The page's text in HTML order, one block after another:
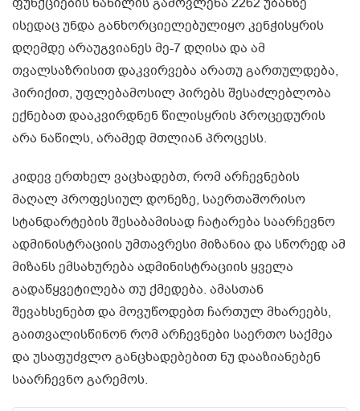
ისედაც უნდა განხორციელებულიყო კენჭისყრის
დღემდე არაუგვიანეს მე-7 დღისა და ამ
თვალსაზრისით დაკვირვება არათუ გართულდება,
პირიქით, უფლებამოსილ პირებს შესაძლებლობა
ექნებათ დააკვირდნენ წილისყრის პროცედურის
არა ნაწილს, არამედ მთლიან პროცესს.
კიდევ ერთხელ ვაცხადებთ, რომ არჩევნების
მაღალ პროფესიულ დონეზე, საერთაშორისო
სტანდარტების შესაბამისად ჩატარება საარჩევნო
ადმინისტრაციის უმთავრესი მიზანია და სწორედ ამ
მიზანს ემსახურება ადმინისტრაციის ყველა
გადაწყვეტილება თუ ქმედება. ამასთან
შევახსენებთ და მოვუწოდებთ ჩართულ მხარეებს,
გაითვალისწინონ რომ არჩევნები საერთო საქმეა
და უსაფუძვლო განცხადებებით ნუ დააზიანებენ
საარჩევნო გარემოს.